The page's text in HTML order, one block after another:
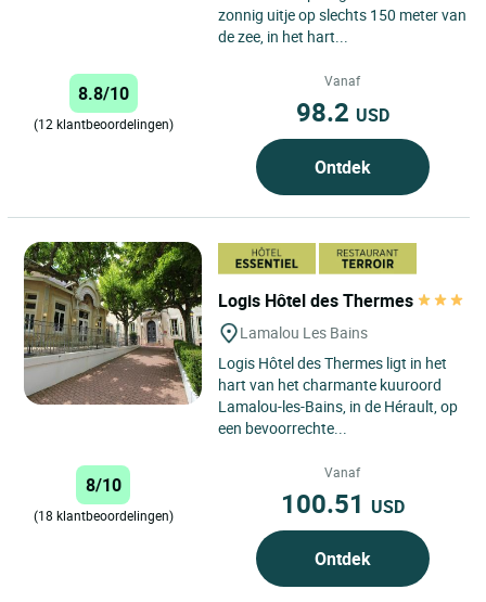
zonnig uitje op slechts 150 meter van
de zee, in het hart...
8.8/10
(12 klantbeoordelingen)
Vanaf
98.2 USD
Ontdek
Logis Hôtel des Thermes
Lamalou Les Bains
Logis Hôtel des Thermes ligt in het
hart van het charmante kuuroord
Lamalou-les-Bains, in de Hérault, op
een bevoorrechte...
8/10
(18 klantbeoordelingen)
Vanaf
100.51 USD
Ontdek